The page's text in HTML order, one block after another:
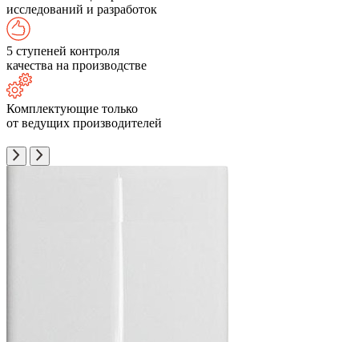
исследований и разработок
5 ступеней контроля
качества на производстве
Комплектующие только
от ведущих производителей